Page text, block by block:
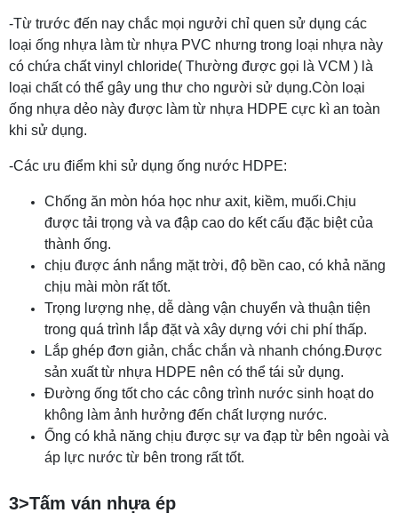
-Từ trước đến nay chắc mọi ngưởi chỉ quen sử dụng các
loại ống nhựa làm từ nhựa PVC nhưng trong loại nhựa này
có chứa chất vinyl chloride( Thường được gọi là VCM ) là
loại chất có thể gây ung thư cho người sử dụng.Còn loại
ống nhựa dẻo này được làm từ nhựa HDPE cực kì an toàn
khi sử dụng.
-Các ưu điểm khi sử dụng ống nước HDPE:
Chống ăn mòn hóa học như axit, kiềm, muối.Chịu
được tải trọng và va đập cao do kết cấu đặc biệt của
thành ống.
chịu được ánh nắng mặt trời, độ bền cao, có khả năng
chịu mài mòn rất tốt.
Trọng lượng nhẹ, dễ dàng vận chuyển và thuận tiện
trong quá trình lắp đặt và xây dựng với chi phí thấp.
Lắp ghép đơn giản, chắc chắn và nhanh chóng.Được
sản xuất từ nhựa HDPE nên có thể tái sử dụng.
Đường ống tốt cho các công trình nước sinh hoạt do
không làm ảnh hưởng đến chất lượng nước.
Ống có khả năng chịu được sự va đạp từ bên ngoài và
áp lực nước từ bên trong rất tốt.
3>Tấm ván nhựa ép